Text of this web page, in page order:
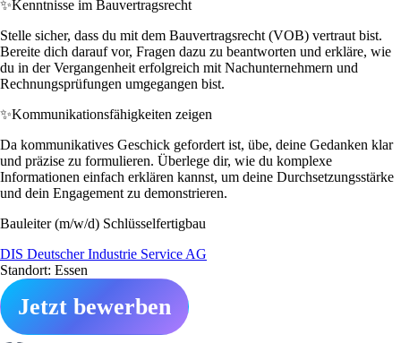
✨Kenntnisse im Bauvertragsrecht
Stelle sicher, dass du mit dem Bauvertragsrecht (VOB) vertraut bist.
Bereite dich darauf vor, Fragen dazu zu beantworten und erkläre, wie
du in der Vergangenheit erfolgreich mit Nachunternehmern und
Rechnungsprüfungen umgegangen bist.
✨Kommunikationsfähigkeiten zeigen
Da kommunikatives Geschick gefordert ist, übe, deine Gedanken klar
und präzise zu formulieren. Überlege dir, wie du komplexe
Informationen einfach erklären kannst, um deine Durchsetzungsstärke
und dein Engagement zu demonstrieren.
Bauleiter (m/w/d) Schlüsselfertigbau
DIS Deutscher Industrie Service AG
Standort: Essen
Jetzt bewerben